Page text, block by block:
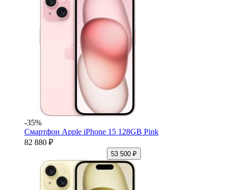
-35%
Смартфон Apple iPhone 15 128GB Pink
82 880 ₽
53 500 ₽